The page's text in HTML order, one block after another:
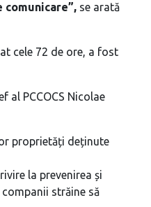
se arată
cele 72 de ore, a fost
PCCOCS Nicolae
proprietăți deținute
la prevenirea și
străine să